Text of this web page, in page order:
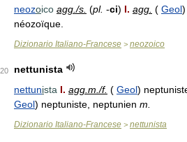
neozoico agg./s. (pl. -ci) I. agg. ( Geol)
néozoïque.
Dizionario Italiano-Francese > neozoico
20
nettunista
nettunista I. agg.m./f. ( Geol)
Geol) neptuniste, neptunien m.
Dizionario Italiano-Francese > nettunista